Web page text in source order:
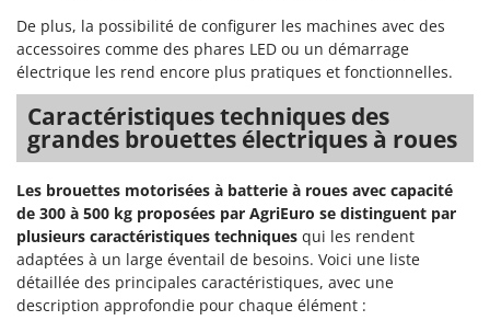
De plus, la possibilité de configurer les machines avec des
accessoires comme des phares LED ou un démarrage
électrique les rend encore plus pratiques et fonctionnelles.
Caractéristiques techniques des
grandes brouettes électriques à roues
Les brouettes motorisées à batterie à roues avec capacité
de 300 à 500 kg proposées par AgriEuro se distinguent par
plusieurs caractéristiques techniques qui les rendent
adaptées à un large éventail de besoins. Voici une liste
détaillée des principales caractéristiques, avec une
description approfondie pour chaque élément :